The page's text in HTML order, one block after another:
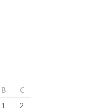
B
C
1
2